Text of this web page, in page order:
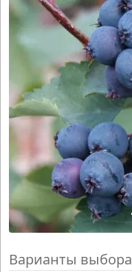
Варианты выбора